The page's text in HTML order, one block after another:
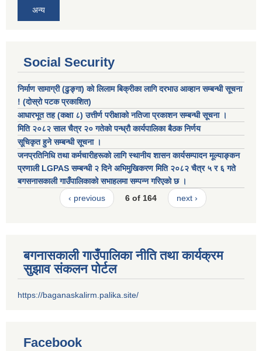
अन्य
Social Security
निर्माण सामाग्री (ढुङ्गा) को लिलाम बिक्रीका लागि दरभाउ आव्हान सम्बन्धी सूचना
! (दोस्रो पटक प्रकाशित)
आधारभूत तह (कक्षा ८) उत्तीर्ण परीक्षाको नतिजा प्रकाशन सम्बन्धी सूचना ।
मिति २०८२ साल चैत्र २० गतेको पन्ध्रौ कार्यपालिका बैठक निर्णय
सूचिकृत हुने सम्बन्धी सूचना ।
जनप्रतिनिधि तथा कर्मचारीहरूको लागि स्थानीय शासन कार्यसम्पादन मूल्याङ्कन
प्रणाली LGPAS सम्बन्धी २ दिने अभिमुखिकरण मिति २०८२ चैत्र ५ र ६ गते
बगसनासकाली गाउँपालिकाको सभाहलमा सम्पन्न गरिएको छ ।
‹ previous
6 of 164 next ›
बगनासकाली गाउँपालिका नीति तथा कार्यक्रम
सुझाव संकलन पोर्टल
https://baganaskalirm.palika.site/
Facebook